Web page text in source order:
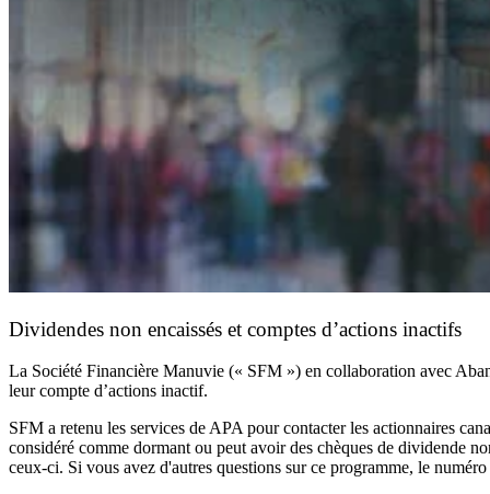
Dividendes non encaissés et comptes d’actions inactifs
La Société Financière Manuvie (« SFM ») en collaboration avec
leur compte d’actions inactif.
SFM a retenu les services de APA pour contacter les actionnaires
considéré comme dormant ou peut avoir des chèques de dividende
ceux-ci. Si vous avez d'autres questions sur ce programme, le